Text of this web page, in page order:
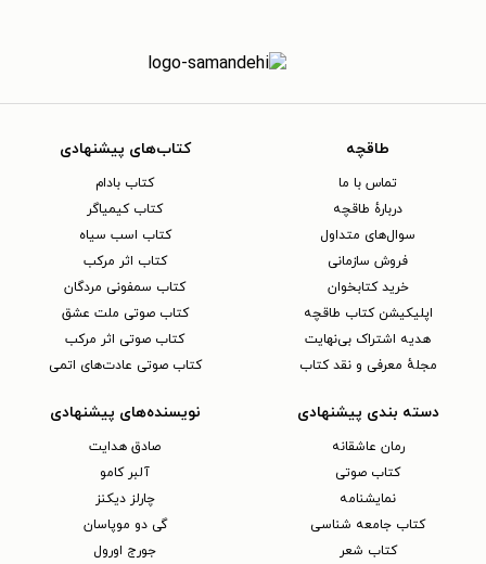
طاقچه
تماس با ما
دربارهٔ طاقچه
سوال‌های متداول
فروش سازمانی
خرید کتابخوان
اپلیکیشن کتاب طاقچه
هدیه اشتراک بی‌نهایت
مجلهٔ معرفی و نقد کتاب
کتاب‌های پیشنهادی
کتاب بادام
کتاب کیمیاگر
کتاب اسب سیاه
کتاب اثر مرکب
کتاب سمفونی مردگان
کتاب صوتی ملت عشق
کتاب صوتی اثر مرکب
کتاب صوتی عادت‌های اتمی
دسته بندی پیشنهادی
رمان عاشقانه
کتاب‌ صوتی
نمایشنامه
کتاب جامعه شناسی
کتاب شعر
نویسنده‌های پیشنهادی
صادق هدایت
آلبر کامو
چارلز دیکنز
گی دو موپاسان
جورج اورول